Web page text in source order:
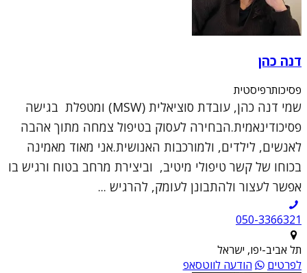
דנה כהן
פסיכותרפיסטית
שמי דנה כהן, עובדת סוציאלית (MSW) ומטפלת בגישה
פסיכודינאמית.הבחירה לעסוק בטיפול צמחה מתוך אהבה
לאנשים, לילדים, ולמורכבות האנושית.אני מאוד מאמינה
בכוחו של קשר טיפולי מיטיב, וביצירת מרחב בטוח ורגיש בו
אפשר לעצור ולהתבונן לעומק, להרגיש ...
050-3366321
תל אביב-יפו, ישראל
לפרטים
הודעה לווטסאפ